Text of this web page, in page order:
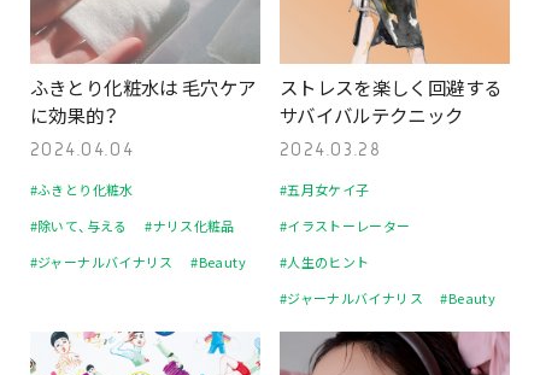
ふきとり化粧水は 毛穴ケア
に効果的？
2024.04.04
#ふきとり化粧水
#除いて、与える
#ナリス化粧品
#ジャーナルバイナリス
#Beauty
ストレスを楽しく回避する
サバイバルテクニック
2024.03.28
#五月女ケイ子
#イラストーレーター
#人生のヒント
#ジャーナルバイナリス
#Beauty